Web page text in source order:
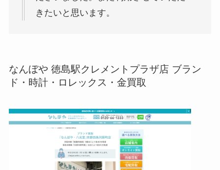
きたいと思います。
なんぼや 徳島駅クレメントプラザ店 ブラン
ド・時計・ロレックス・金買取